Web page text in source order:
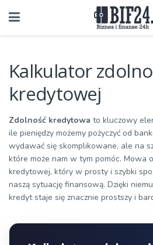
Kalkulator
kredytowej
Zdolność kredytowa to kluczowy
ile pieniędzy możemy pożyczyć od
wydawać się skomplikowane, ale na
które może nam w tym pomóc. Mowa
kredytowej, który w prosty i szybki
naszą sytuację finansową. Dzięki
kredyt staje się znacznie prostszy i